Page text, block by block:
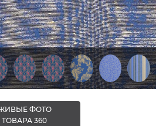
ФОТО
ТОВАРА 360